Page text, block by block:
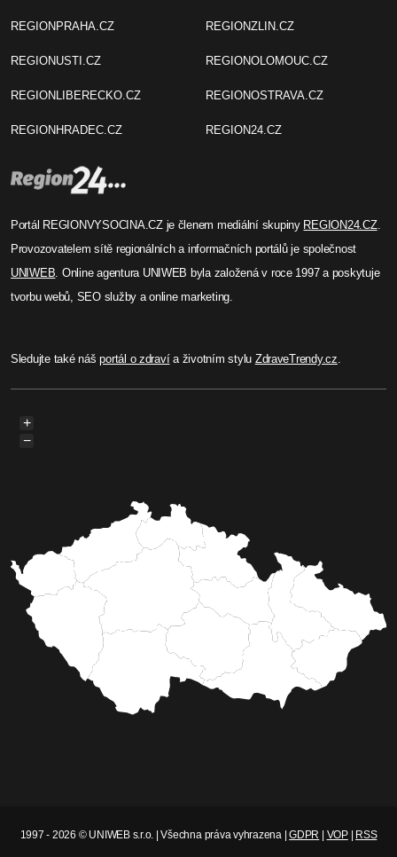
REGIONPRAHA.CZ
REGIONUSTI.CZ
REGIONLIBERECKO.CZ
REGIONHRADEC.CZ
REGIONZLIN.CZ
REGIONOLOMOUC.CZ
REGIONOSTRAVA.CZ
REGION24.CZ
Portál REGIONVYSOCINA.CZ je členem mediální skupiny REGION24.CZ.
Provozovatelem sítě regionálních a informačních portálů je společnost
UNIWEB. Online agentura UNIWEB byla založená v roce 1997 a poskytuje
tvorbu webů, SEO služby a online marketing.
Sledujte také nášportál o zdravía životním stylu ZdraveTrendy.cz.
+
−
1997 - 2026 © UNIWEB s.r.o. | Všechna práva vyhrazena |GDPR VOP| RSS